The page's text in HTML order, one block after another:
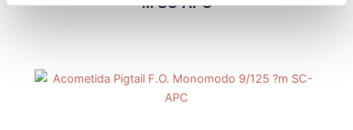
M SC-APC